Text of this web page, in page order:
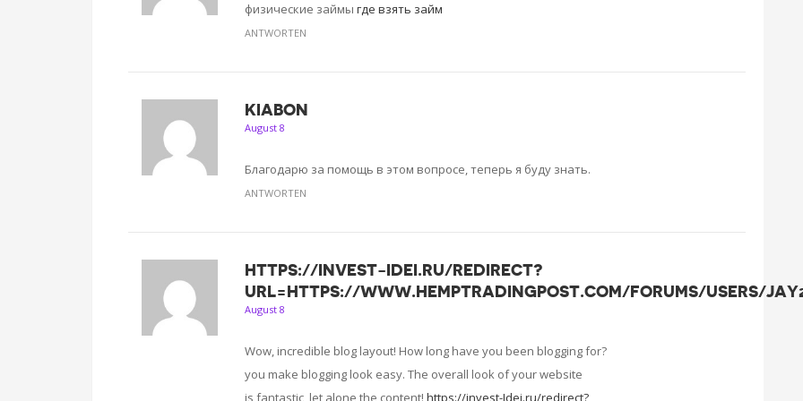
физические займы где взять займ
ANTWORTEN
KIABON
August 8
Благодарю за помощь в этом вопросе, теперь я буду знать.
ANTWORTEN
HTTPS://INVEST-IDEI.RU/REDIRECT?
URL=HTTPS://WWW.HEMPTRADINGPOST.COM/FORUMS/USERS/
August 8
Wow, incredible blog layout! How long have you been blogging for?
you make blogging look easy. The overall look of your website
is fantastic, let alone the content! https://invest-Idei.ru/redirect?